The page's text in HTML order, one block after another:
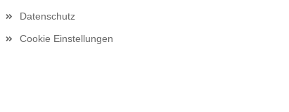
Datenschutz
Cookie Einstellungen